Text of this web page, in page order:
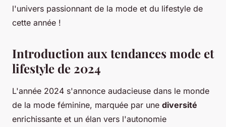
l'univers passionnant de la mode et du lifestyle de
cette année !
Introduction aux tendances mode et
lifestyle de 2024
L'année 2024 s'annonce audacieuse dans le monde
de la mode féminine, marquée par une diversité
enrichissante et un élan vers l'autonomie